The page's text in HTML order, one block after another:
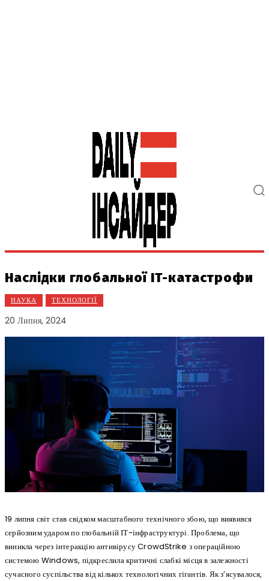
Наслідки глобальної IT-катастрофи
НАУКА ТЕХНОЛОГІЇ
20 Липня, 2024
19 липня світ став свідком масштабного технічного збою, що виявився
серйозним ударом по глобальній ІТ-інфраструктурі. Проблема, що
виникла через інтеракцію антивірусу CrowdStrike з операційною
системою Windows, підкреслила критичні слабкі місця в залежності
сучасного суспільства від кількох технологічних гігантів. Як з’ясувалося,